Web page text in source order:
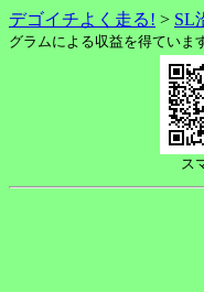
デゴイチよく走る! > SL
グラムによる収益を得ていま
ス